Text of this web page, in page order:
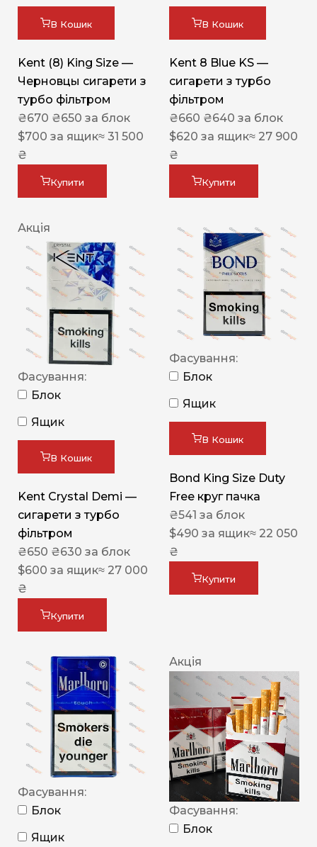
В Кошик
Kent (8) King Size —
Черновцы сигарети з
турбо фільтром
₴670 ₴650 за блок
$700 за ящик≈ 31 500
₴
Купити
В Кошик
Kent 8 Blue KS —
сигарети з турбо
фільтром
₴660 ₴640 за блок
$620 за ящик≈ 27 900
₴
Купити
Акція
Фасування:
Блок
Ящик
В Кошик
Kent Crystal Demi —
сигарети з турбо
фільтром
₴650 ₴630 за блок
$600 за ящик≈ 27 000
₴
Купити
Фасування:
Блок
Ящик
В Кошик
Bond King Size Duty
Free круг пачка
₴541 за блок
$490 за ящик≈ 22 050
₴
Купити
Фасування:
Блок
Ящик
Акція
Фасування:
Блок